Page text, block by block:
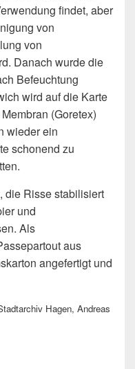
findet, aber
von
von
Danach wurde die
Befeuchtung
wird auf die Karte
(Goretex)
wieder ein
schonend zu
die Risse stabilisiert
und
Als
aus
angefertigt und
Hagen, Andreas